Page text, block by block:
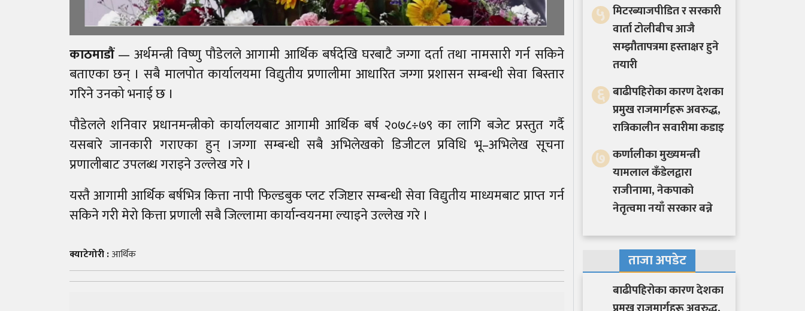
काठमाडौं— अर्थमन्त्री विष्णु पौडेलले आगामी आर्थिक बर्षदेखि घरबाटै जग्गा दर्ता तथा नामसारी गर्न सकिने
बताएका छन् । सबै मालपोत कार्यालयमा विद्युतीय प्रणालीमा आधारित जग्गा प्रशासन सम्बन्धी सेवा बिस्तार
गरिने उनको भनाई छ ।
पौडेलले शनिवार प्रधानमन्त्रीको कार्यालयबाट आगामी आर्थिक बर्ष २०७८÷७९ का लागि बजेट प्रस्तुत गर्दै
यसबारे जानकारी गराएका हुन् ।जग्गा सम्बन्धी सबै अभिलेखको डिजीटल प्रविधि भू–अभिलेख सूचना
प्रणालीबाट उपलब्ध गराइने उल्लेख गरे ।
यस्तै आगामी आर्थिक बर्षभित्र कित्ता नापी फिल्डबुक प्लट रजिष्टार सम्बन्धी सेवा विद्युतीय माध्यमबाट प्राप्त गर्न
सकिने गरी मेरो कित्ता प्रणाली सबै जिल्लामा कार्यान्वयनमा ल्याइने उल्लेख गरे ।
क्याटेगोरी :आर्थिक
५ मिटरब्याजपीडित र सरकारी
वार्ता टोलीबीच आजै
सम्झौतापत्रमा हस्ताक्षर हुने
तयारी
६ बाढीपहिरोका कारण देशका
प्रमुख राजमार्गहरू अवरुद्ध,
रात्रिकालीन सवारीमा कडाइ
७ कर्णालीका मुख्यमन्त्री
यामलाल कँडेलद्वारा
राजीनामा, नेकपाको
नेतृत्वमा नयाँ सरकार बन्ने
ताजा अपडेट
बाढीपहिरोका कारण देशका